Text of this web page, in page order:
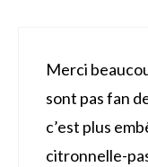
Merci
sont pas fan
c’est plus
citronnelle-